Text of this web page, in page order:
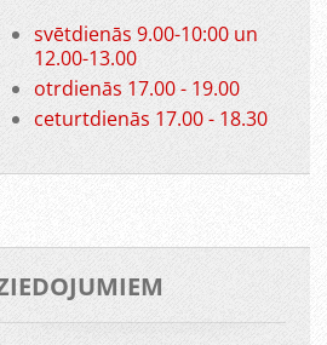
svētdienās 9.00-10:00 un
12.00-13.00
otrdienās 17.00 - 19.00
ceturtdienās 17.00 - 18.30